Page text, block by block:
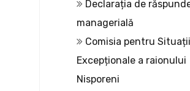
Declarația de
managerială
Comisia pentru Situații
Excepționale a raionului
Nisporeni